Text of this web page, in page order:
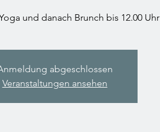
und danach Brunch bis 12.00 Uhr
abgeschlossen
Veranstaltungen ansehen